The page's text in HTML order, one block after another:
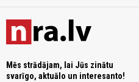
Mēs strādājam, lai Jūs zinātu
svarīgo, aktuālo un interesanto!